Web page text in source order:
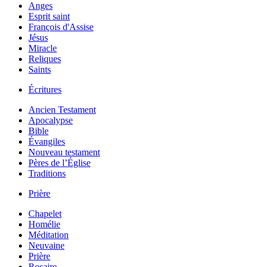
Anges
Esprit saint
François d'Assise
Jésus
Miracle
Reliques
Saints
Écritures
Ancien Testament
Apocalypse
Bible
Évangiles
Nouveau testament
Pères de l’Église
Traditions
Prière
Chapelet
Homélie
Méditation
Neuvaine
Prière